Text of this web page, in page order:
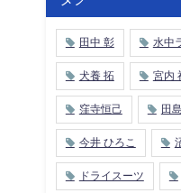
田中 彰 水中
犬養 拓 宮内
窪寺恒己 田
今井 ひろこ
ドライスーツ